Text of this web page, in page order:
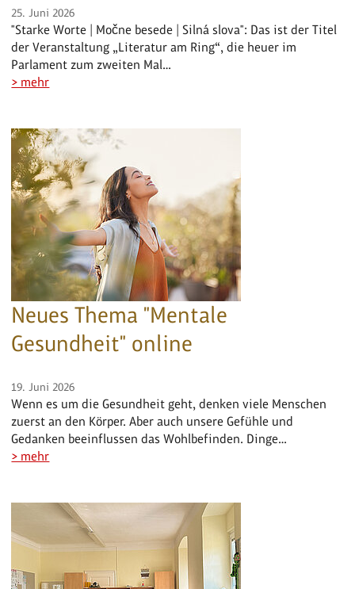
25. Juni 2026
"Starke Worte | Močne besede | Silná slova": Das ist der Titel
der Veranstaltung „Literatur am Ring“, die heuer im
Parlament zum zweiten Mal…
> mehr
Neues Thema "Mentale
Gesundheit" online
19. Juni 2026
Wenn es um die Gesundheit geht, denken viele Menschen
zuerst an den Körper. Aber auch unsere Gefühle und
Gedanken beeinflussen das Wohlbefinden. Dinge…
> mehr